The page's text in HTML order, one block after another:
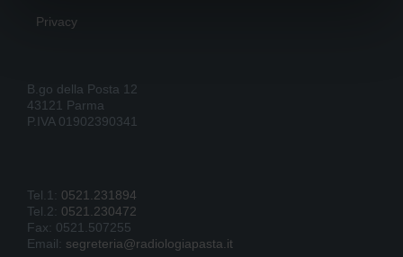
Privacy
B.go della Posta 12
43121 Parma
P.IVA 01902390341
Tel.1: 0521.231894
Tel.2: 0521.230472
Fax: 0521.507255
Email: segreteria@radiologiapasta.it